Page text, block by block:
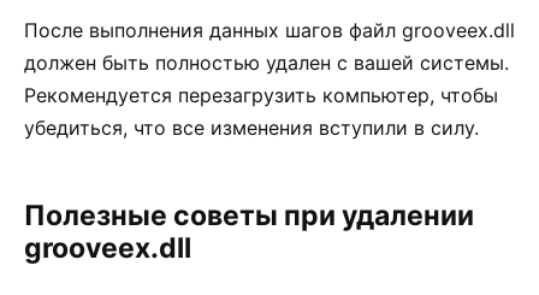
После выполнения данных шагов файл grooveex.dll
должен быть полностью удален с вашей системы.
Рекомендуется перезагрузить компьютер, чтобы
убедиться, что все изменения вступили в силу.
Полезные советы при удалении
grooveex.dll